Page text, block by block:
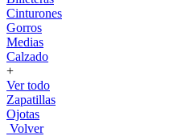
Cinturones
Gorros
Medias
Calzado
+
Ver todo
Zapatillas
Ojotas
Volver